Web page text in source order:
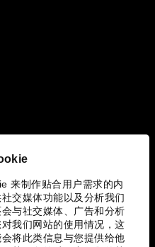
来制作贴合用户需求的内
交媒体功能以及分析我们
与社交媒体、广告和分析
我们网站的使用情况，这
将此类信息与您提供给他